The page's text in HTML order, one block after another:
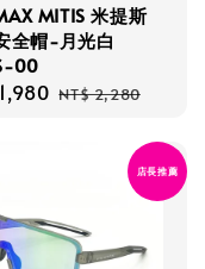
MITIS 米提斯
全帽-月光白
00
Regular
NT$ 2,280
店長推薦